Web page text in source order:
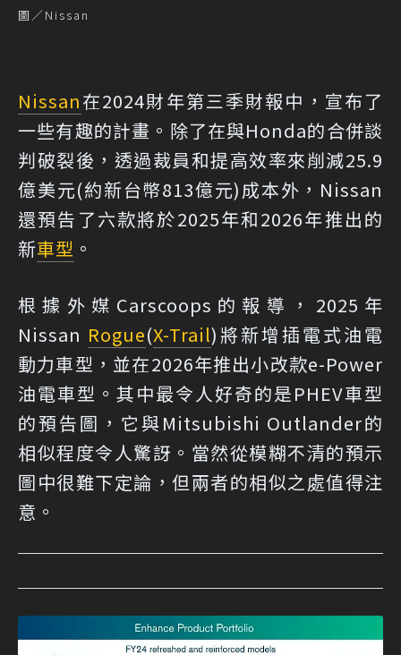
圖／Nissan
Nissan在2024財年第三季財報中，宣布了
一些有趣的計畫。除了在與Honda的合併談
判破裂後，透過裁員和提高效率來削減25.9
億美元(約新台幣813億元)成本外，Nissan
還預告了六款將於2025年和2026年推出的
新車型 。
根據 外媒Carscoops的報導 ，2025年
Nissan Rogue(X-Trail)將新增插電式油電
動力車型，並在2026年推出小改款e-Power
油電車型。其中最令人好奇的是PHEV車型
的預告圖，它與Mitsubishi Outlander的
相似程度令人驚訝。當然從模糊不清的預示
圖中很難下定論，但兩者的相似之處值得注
意。